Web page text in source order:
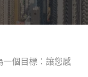
一個目標：讓您感